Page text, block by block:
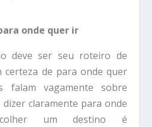
onde quer ir
deve ser seu roteiro de
certeza de para onde quer
falam vagamente sobre
claramente para onde
um destino é